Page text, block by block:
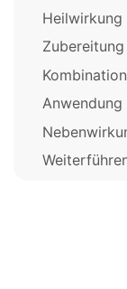
Heilwirkung
Zubereitung